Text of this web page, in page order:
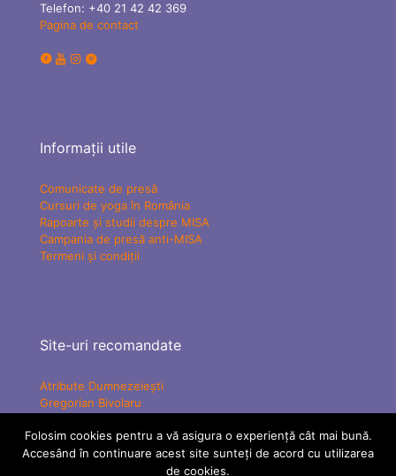
Telefon: +40 21 42 42 369
Pagina de contact
Informații utile
Comunicate de presă
Cursuri de yoga în România
Rapoarte și studii despre MISA
Campania de presă anti-MISA
Termeni și condiții
Site-uri recomandate
Atribute Dumnezeiești
Gregorian Bivolaru
Mișcarea Charismatică Teofanică
Vindecare Spirituală
Folosim cookies pentru a vă asigura o experiență cât mai bună.
Accesând în continuare acest site sunteți de acord cu utilizarea
de cookies.